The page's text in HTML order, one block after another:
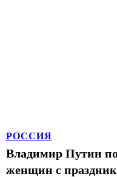
РОССИЯ
Владимир Путин
женщин с